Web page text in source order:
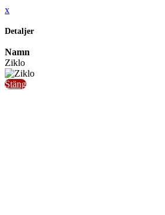
x
Detaljer
Namn
Ziklo
Stäng